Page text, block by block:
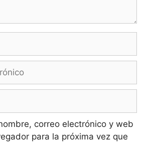
correo electrónico y web
para la próxima vez que